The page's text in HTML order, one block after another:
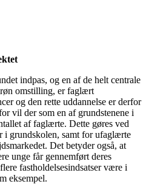
indpas, og en af de helt centrale
omstilling, er faglært
og den rette uddannelse er derfor
vil der som en af grundstenene i
af faglærte. Dette gøres ved
i grundskolen, samt for ufaglærte
Det betyder også, at
unge får gennemført deres
fastholdelsesindsatser være i
eksempel.